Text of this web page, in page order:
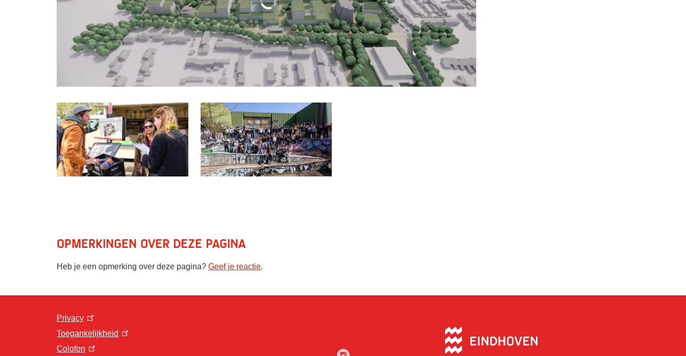
Opmerkingen over deze pagina
Heb je een opmerking over deze pagina? Geef je reactie.
Privacy
Toegankelijkheid
Colofon